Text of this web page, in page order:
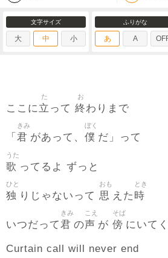
文字サイズ
大 中 小
ふりがな
あ A
ここに立
た
って 終
お
わりまで
「 君
きみ
があって、 僕
ぼく
だ」って
歌
うた
ってるよ ずっと
独
ひと
りじゃないって 思
おも
えた 時
とき
いつだって君
きみ
の声
こえ
が 傍
そば
にいて
Curtain call will never end